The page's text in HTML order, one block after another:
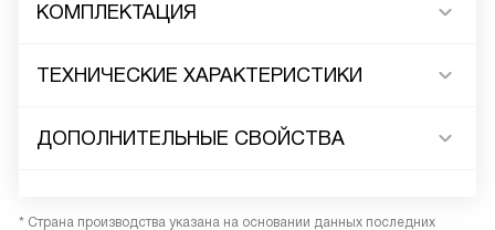
КОМПЛЕКТАЦИЯ
ТЕХНИЧЕСКИЕ ХАРАКТЕРИСТИКИ
ДОПОЛНИТЕЛЬНЫЕ СВОЙСТВА
* Страна производства указана на основании данных последних